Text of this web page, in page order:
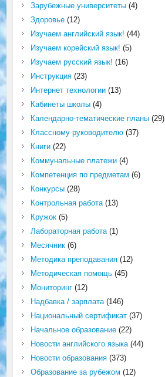
Зарубежные университеты(4)
Здоровье(12)
Изучаем английский язык! (44)
Изучаем корейский язык! (5)
Изучаем русский язык! (16)
Инструкция(23)
Интернет технологии(13)
Кабинеты школы(4)
Календарно-тематические планы(29)
Классному руководителю(37)
Книги(22)
Коммунальные платежи(4)
Компетенция по предметам (6)
Конкурсы(28)
Контрольная работа(13)
Кружок(5)
Лабораторная работа(1)
Месячник(6)
Методика преподавания(12)
Методическая помощь(45)
Мониторинг(12)
Надбавка / зарплата(146)
Национальный сертификат(37)
Начальное образование(22)
Новости английского языка(44)
Новости образования(373)
Образование за рубежом (12)